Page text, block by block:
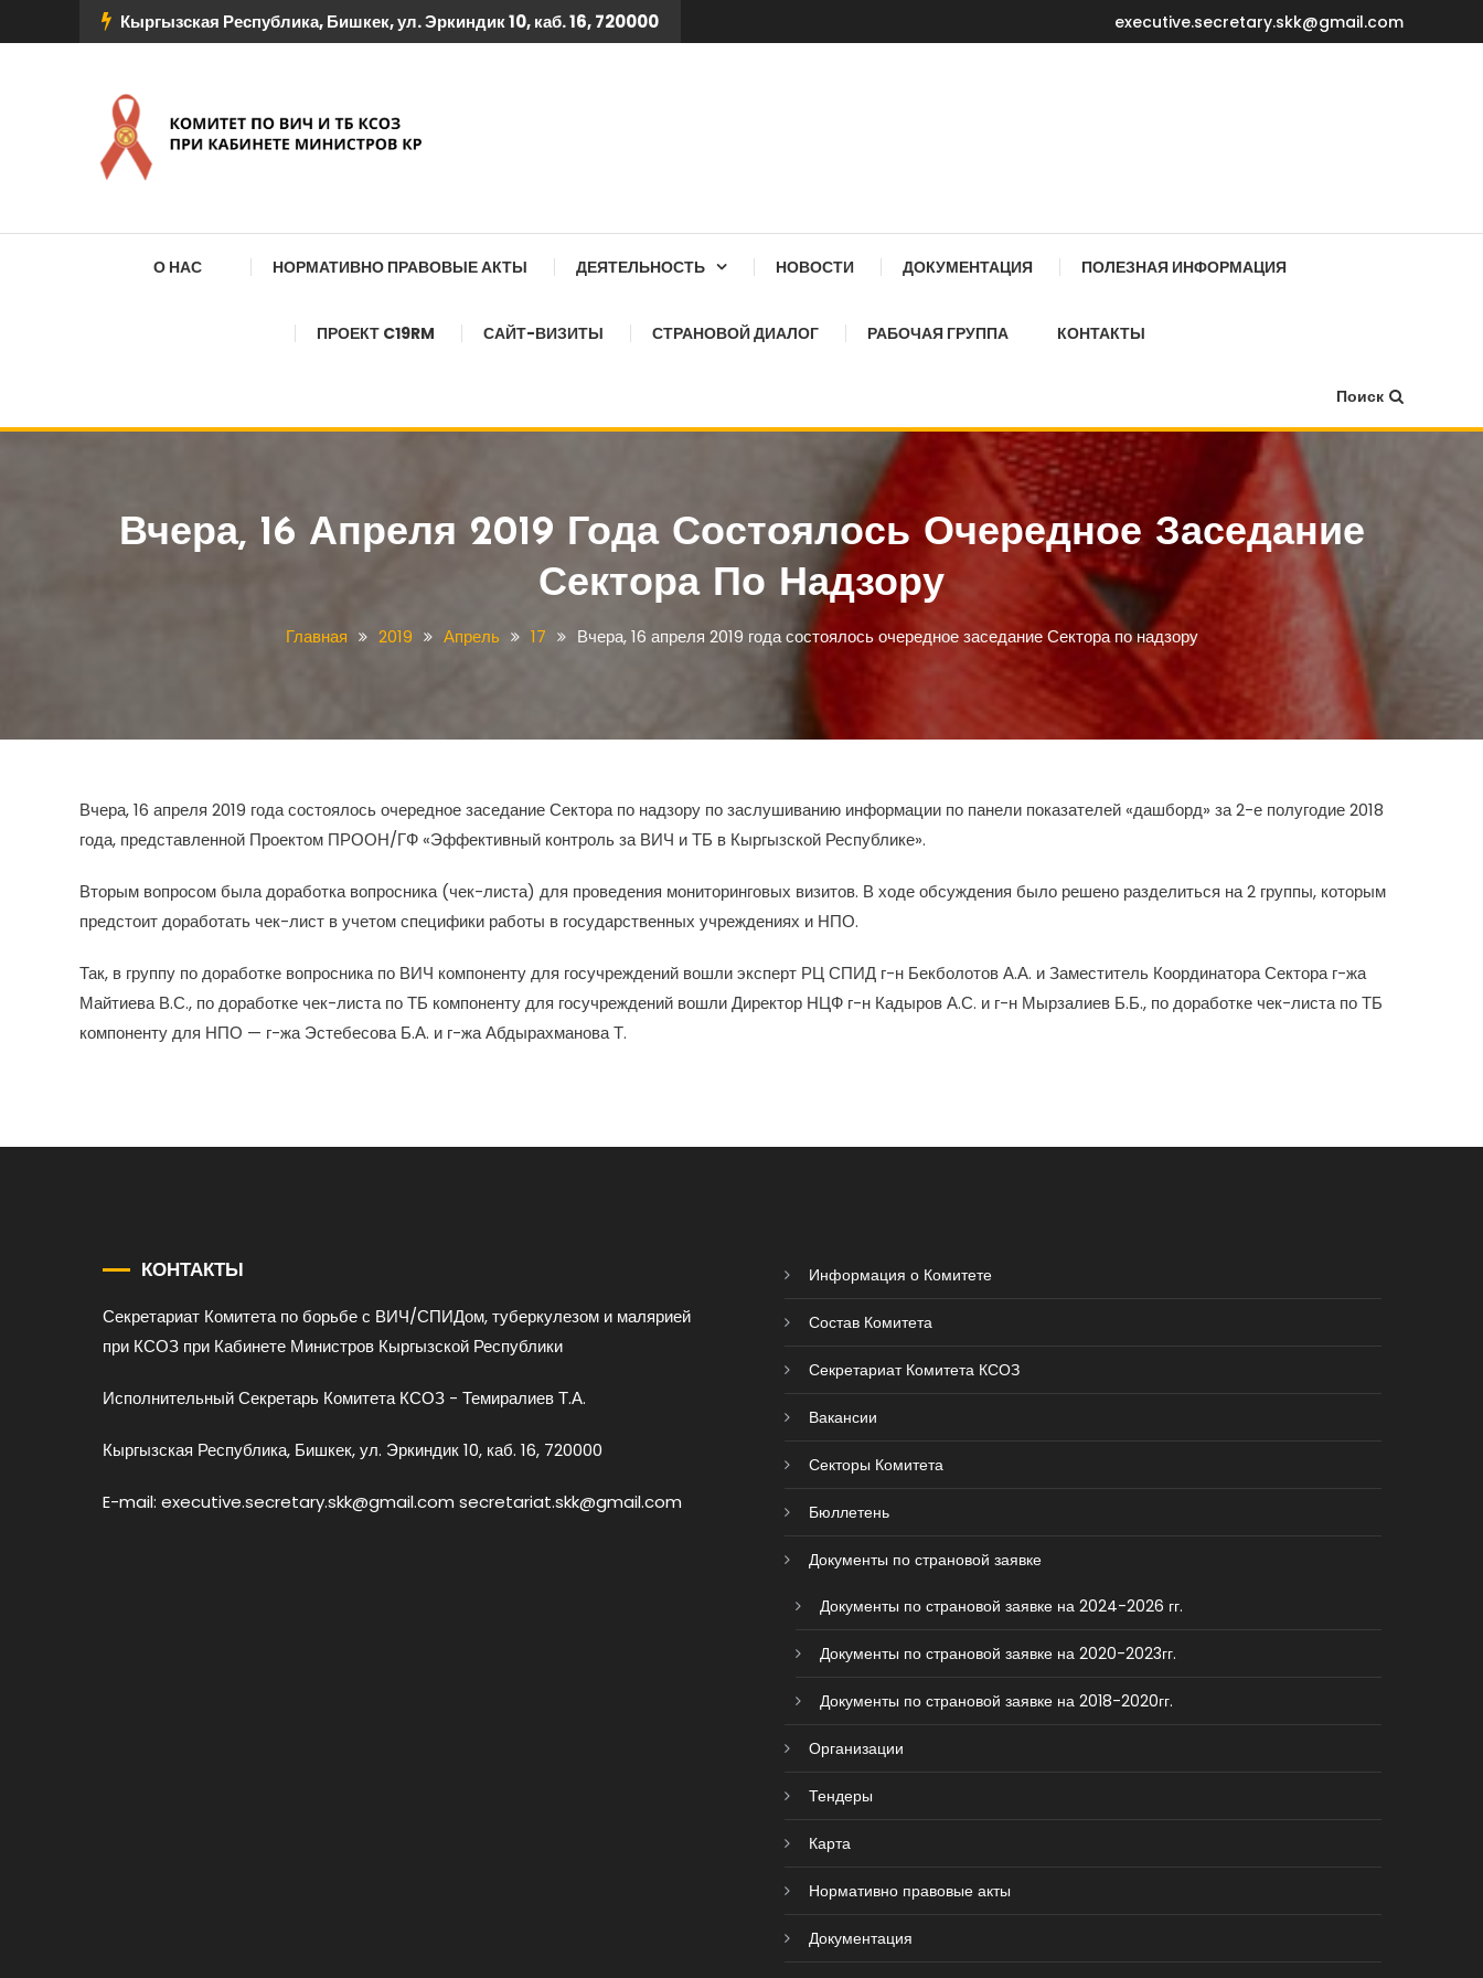
к
Кыргызская Республика, Бишкек, ул. Эркиндик 10, каб. 16, 720000 executive.secretary.skk@gmail.com
О НАС НОРМАТИВНО ПРАВОВЫЕ АКТЫ ДЕЯТЕЛЬНОСТЬ НОВОСТИ ДОКУМЕНТАЦИЯ ПОЛЕЗНАЯ ИНФОРМАЦИЯ
ПРОЕКТ C19RM САЙТ-ВИЗИТЫ СТРАНОВОЙ ДИАЛОГ РАБОЧАЯ ГРУППА КОНТАКТЫ
Поиск
Вчера, 16 Апреля 2019 Года Состоялось Очередное Заседание
Сектора По Надзору
Главная 2019 Апрель 17 Вчера, 16 апреля 2019 года состоялось очередное заседание Сектора по надзору
Вчера, 16 апреля 2019 года состоялось очередное заседание Сектора по надзору по заслушиванию информации по панели показателей «дашборд» за 2-е полугодие 2018
года, представленной Проектом ПРООН/ГФ «Эффективный контроль за ВИЧ и ТБ в Кыргызской Республике».
Вторым вопросом была доработка вопросника (чек-листа) для проведения мониторинговых визитов. В ходе обсуждения было решено разделиться на 2 группы, которым
предстоит доработать чек-лист в учетом специфики работы в государственных учреждениях и НПО.
Так, в группу по доработке вопросника по ВИЧ компоненту для госучреждений вошли эксперт РЦ СПИД г-н Бекболотов А.А. и Заместитель Координатора Сектора г-жа
Майтиева В.С., по доработке чек-листа по ТБ компоненту для госучреждений вошли Директор НЦФ г-н Кадыров А.С. и г-н Мырзалиев Б.Б., по доработке чек-листа по ТБ
компоненту для НПО — г-жа Эстебесова Б.А. и г-жа Абдырахманова Т.
КОНТАКТЫ
Секретариат Комитета по борьбе с ВИЧ/СПИДом, туберкулезом и малярией
при КСОЗ при Кабинете Министров Кыргызской Республики
Исполнительный Секретарь Комитета КСОЗ - Темиралиев Т.А.
Кыргызская Республика, Бишкек, ул. Эркиндик 10, каб. 16, 720000
E-mail: executive.secretary.skk@gmail.com secretariat.skk@gmail.com
Информация о Комитете
Состав Комитета
Секретариат Комитета КСОЗ
Вакансии
Секторы Комитета
Бюллетень
Документы по страновой заявке
Документы по страновой заявке на 2024-2026 гг.
Документы по страновой заявке на 2020-2023гг.
Документы по страновой заявке на 2018-2020гг.
Организации
Тендеры
Карта
Нормативно правовые акты
Документация